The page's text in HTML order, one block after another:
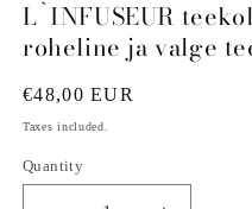
L`INFUSEUR
roheline ja valge
Regular
price
€48,00 EUR
Taxes included.
Quantity